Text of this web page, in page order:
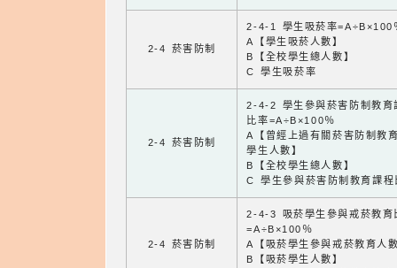
2-4 菸害防制
2-4-1 學生吸菸率=A÷B×100
A【學生吸菸人數】
B【全校學生總人數】
C 學生吸菸率
2-4 菸害防制
2-4-2 學生參與菸害防制教育
比率=A÷B×100％
A【曾經上過有關菸害防制教
學生人數】
B【全校學生總人數】
C 學生參與菸害防制教育課程
2-4 菸害防制
2-4-3 吸菸學生參與戒菸教育
=A÷B×100％
A【吸菸學生參與戒菸教育人
B【吸菸學生人數】